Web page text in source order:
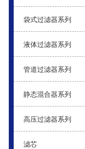
袋式过滤器系列
液体过滤器系列
管道过滤器系列
静态混合器系列
高压过滤器系列
滤芯